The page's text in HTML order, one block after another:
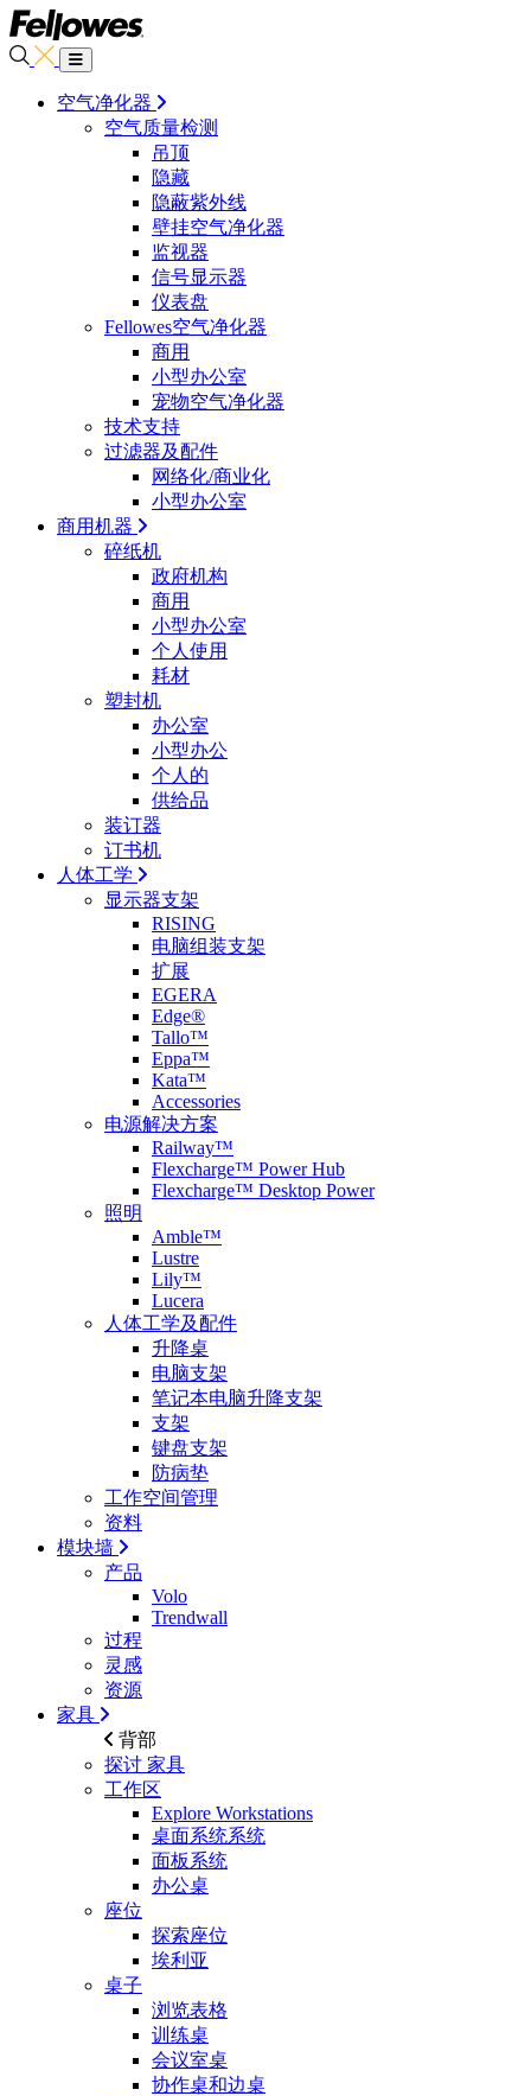
空气净化器
空气质量检测
吊顶
隐藏
隐蔽紫外线
壁挂空气净化器
监视器
信号显示器
仪表盘
Fellowes空气净化器
商用
小型办公室
宠物空气净化器
技术支持
过滤器及配件
网络化/商业化
小型办公室
商用机器
碎纸机
政府机构
商用
小型办公室
个人使用
耗材
塑封机
办公室
小型办公
个人的
供给品
装订器
订书机
人体工学
显示器支架
RISING
电脑组装支架
扩展
EGERA
Edge®
Tallo™
Eppa™
Kata™
Accessories
电源解决方案
Railway™
Flexcharge™ Power Hub
Flexcharge™ Desktop Power
照明
Amble™
Lustre
Lily™
Lucera
人体工学及配件
升降桌
电脑支架
笔记本电脑升降支架
支架
键盘支架
防病垫
工作空间管理
资料
模块墙
产品
Volo
Trendwall
过程
灵感
资源
家具
背部
探讨 家具
工作区
Explore Workstations
桌面系统系统
面板系统
办公桌
座位
探索座位
埃利亚
桌子
浏览表格
训练桌
会议室桌
协作桌和边桌